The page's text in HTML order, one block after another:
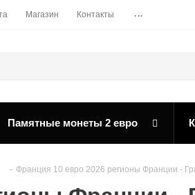
Магазин Контакты ...
Памятные монеты 2 евро
- Франция 10 евро 2026 регионы Франции -